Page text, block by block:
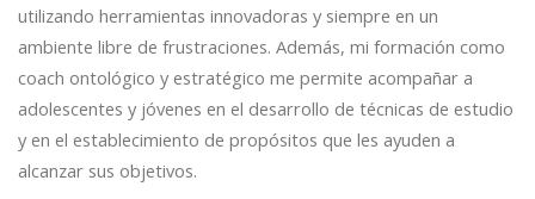
utilizando herramientas innovadoras y siempre en un
ambiente libre de frustraciones. Además, mi formación como
coach ontológico y estratégico me permite acompañar a
adolescentes y jóvenes en el desarrollo de técnicas de estudio
y en el establecimiento de propósitos que les ayuden a
alcanzar sus objetivos.